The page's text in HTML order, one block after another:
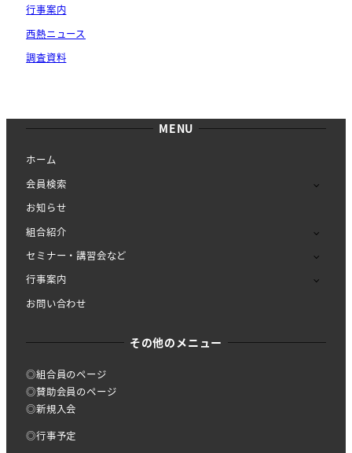
行事案内
西熱ニュース
調査資料
MENU
ホーム
会員検索
お知らせ
組合紹介
セミナー・講習会など
行事案内
お問い合わせ
その他のメニュー
◎組合員のページ
◎賛助会員のページ
◎新規入会
◎行事予定